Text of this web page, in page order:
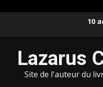
10
Lazarus
Site de l'auteur du